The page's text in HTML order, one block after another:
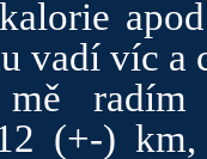
vadí víc a
(+-)